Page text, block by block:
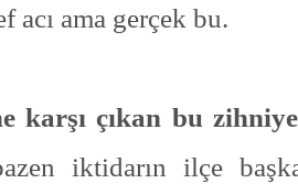
acı ama gerçek bu.
karşı çıkan bu
iktidarın ilçe